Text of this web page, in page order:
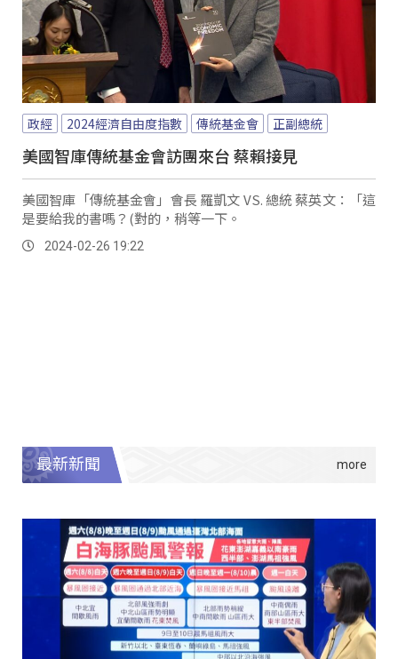
政經 2024經濟自由度指數 傳統基金會 正副總統
美國智庫傳統基金會訪團來台 蔡賴接見
美國智庫「傳統基金會」會長 羅凱文 VS. 總統 蔡英文：「這
是要給我的書嗎？(對的，稍等一下。
2024-02-26 19:22
最新新聞